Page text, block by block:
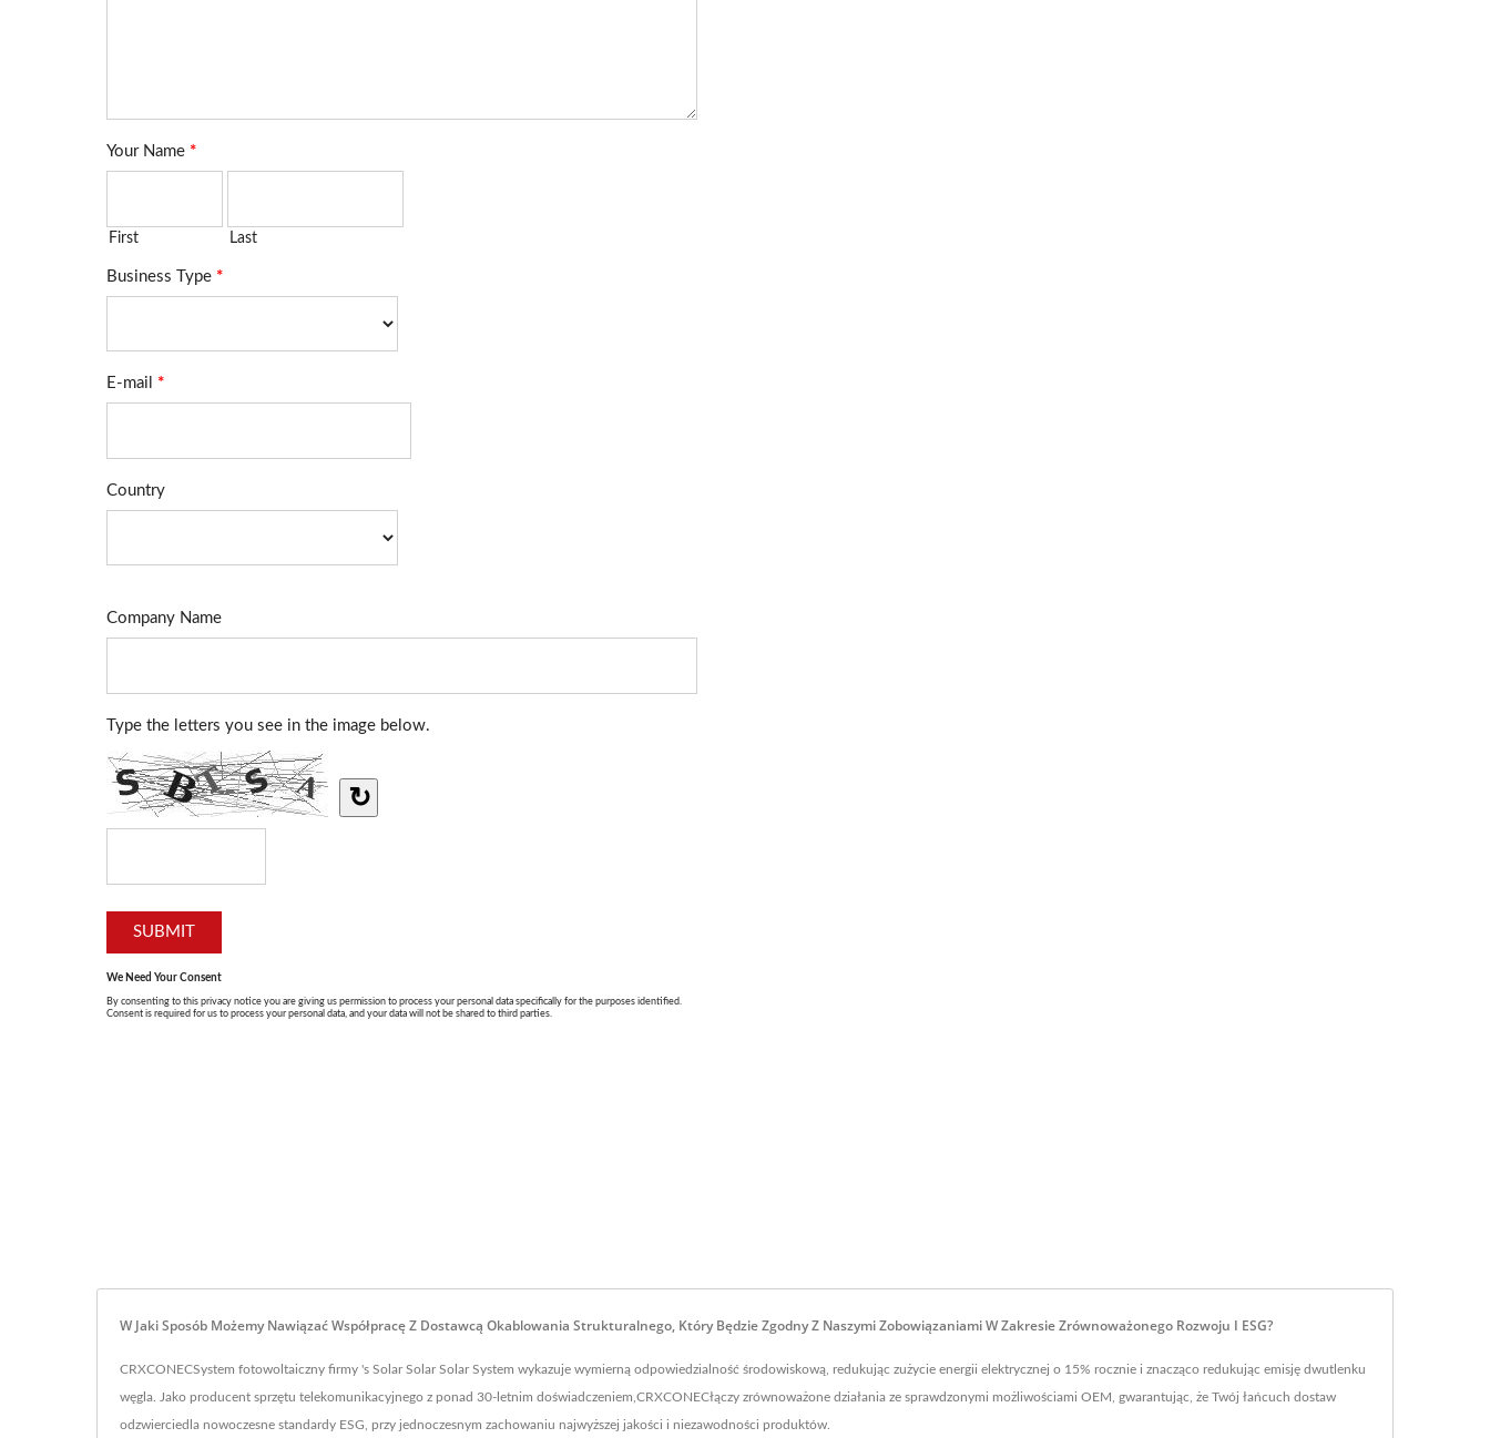
W Jaki Sposób Możemy Nawiązać Współpracę Z Dostawcą Okablowania Strukturalnego, Który Będzie Zgodny Z Naszymi Zobowiązaniami W Zakresie Zrównoważonego Rozwoju I ESG?
CRXCONECSystem fotowoltaiczny firmy 's Solar Solar Solar System wykazuje wymierną odpowiedzialność środowiskową, redukując zużycie energii elektrycznej o 15% rocznie i znacząco redukując emisję dwutlenku
węgla. Jako producent sprzętu telekomunikacyjnego z ponad 30-letnim doświadczeniem,CRXCONECłączy zrównoważone działania ze sprawdzonymi możliwościami OEM, gwarantując, że Twój łańcuch dostaw
odzwierciedla nowoczesne standardy ESG, przy jednoczesnym zachowaniu najwyższej jakości i niezawodności produktów.